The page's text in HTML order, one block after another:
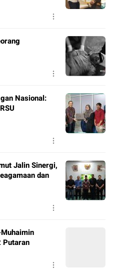
Nasional:
Jalin Sinergi,
dan
Putaran